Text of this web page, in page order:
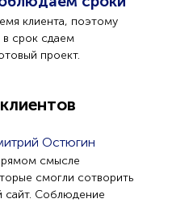
клиента, поэтому
в срок сдаем
проект.
Остюгин
смысле
смогли сотворить
сайт. Соблюдение